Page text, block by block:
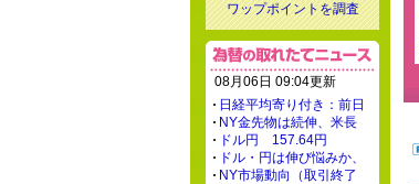
ワップポイントを調査
08月06日 09:04更新
日経平均寄り付き：前日
NY金先物は続伸、米長
ドル円 157.64円
ドル・円は伸び悩みか、
NY市場動向（取引終了